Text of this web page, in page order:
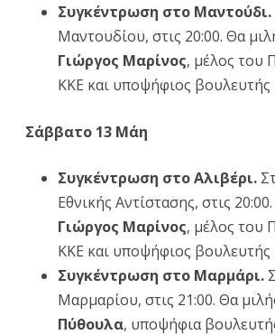
Συγκέντρωση στο Μαντούδι.
Μαντουδίου, στις 20:00. Θα
Γιώργος Μαρίνος, μέλος του
ΚΚΕ και υποψήφιος βουλευτής
Σάββατο 13 Μάη
Συγκέντρωση στο Αλιβέρι.
Εθνικής Αντίστασης, στις
Γιώργος Μαρίνος, μέλος του
ΚΚΕ και υποψήφιος βουλευτής
Συγκέντρωση στο Μαρμάρι.
Μαρμαρίου, στις 21:00. Θα
Πύθουλα, υποψήφια